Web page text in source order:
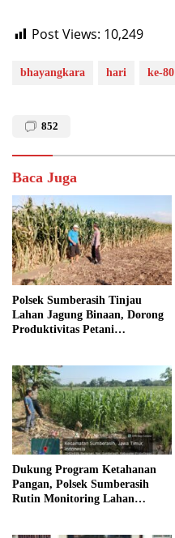
Post Views: 10,249
bhayangkara hari ke-80
852
Baca Juga
Polsek Sumberasih Tinjau
Lahan Jagung Binaan, Dorong
Produktivitas Petani
Dukung Program Ketahanan
Pangan, Polsek Sumberasih
Rutin Monitoring Lahan